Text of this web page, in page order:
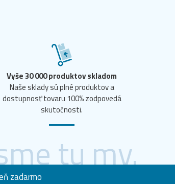
Vyše 30 000 produktov skladom
Naše sklady sú plné produktov a
dostupnosť tovaru 100% zodpovedá
skutočnosti.
tu my.
zadarmo